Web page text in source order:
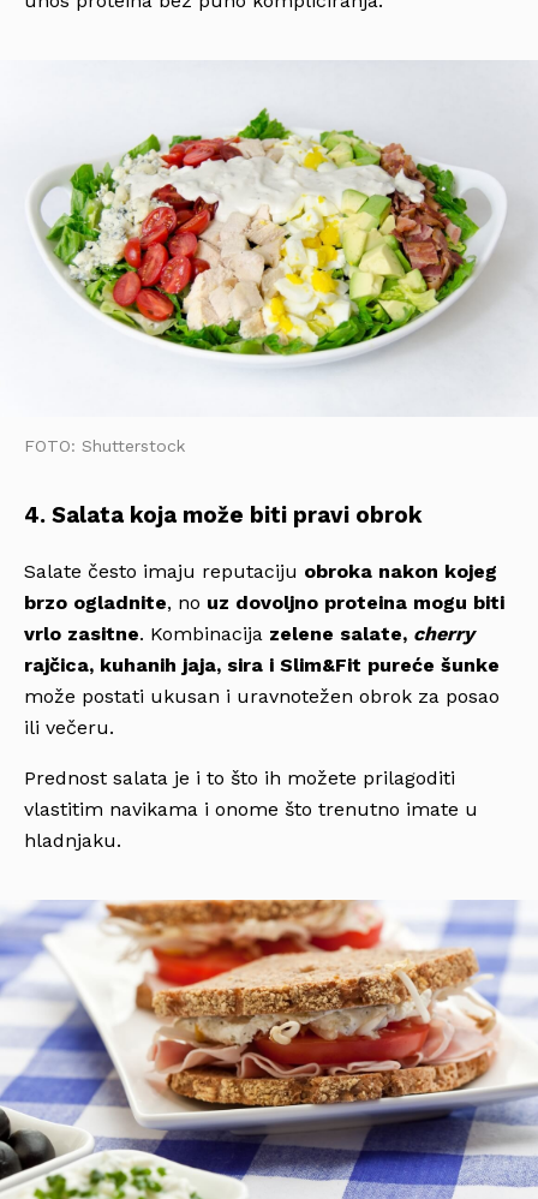
FOTO: Shutterstock
4. Salata koja može biti pravi obrok
Salate često imaju reputaciju obroka nakon kojeg
brzo ogladnite, no uz dovoljno proteina mogu biti
vrlo zasitne. Kombinacija zelene salate, cherry
rajčica, kuhanih jaja, sira i Slim&Fit pureće šunke
može postati ukusan i uravnotežen obrok za posao
ili večeru.
Prednost salata je i to što ih možete prilagoditi
vlastitim navikama i onome što trenutno imate u
hladnjaku.